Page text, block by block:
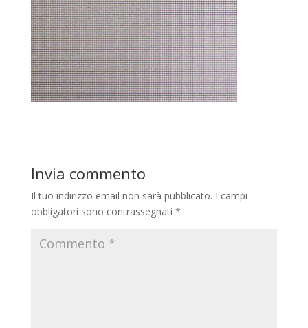
Invia commento
Il tuo indirizzo email non sarà pubblicato. I campi
obbligatori sono contrassegnati *